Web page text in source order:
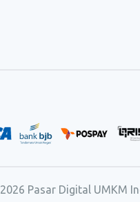
2026 Pasar Digital UMKM